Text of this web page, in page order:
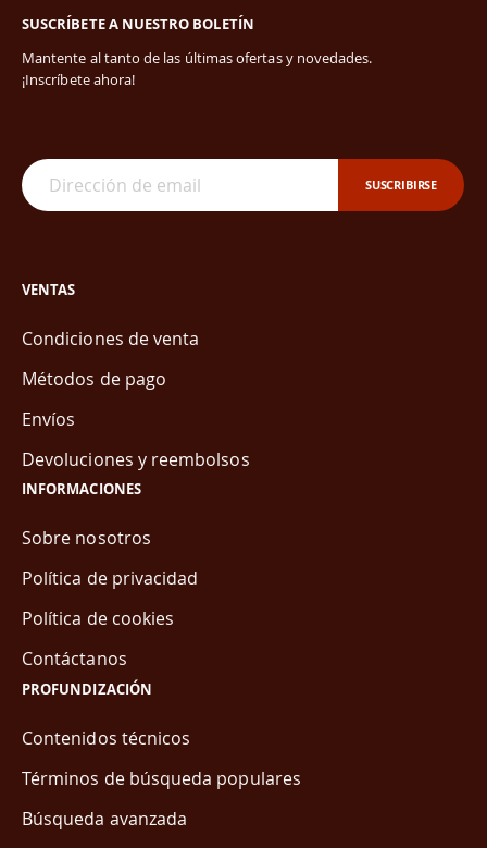
SUSCRÍBETE A NUESTRO BOLETÍN
Mantente al tanto de las últimas ofertas y novedades.
¡Inscríbete ahora!
SUSCRIBIRSE
VENTAS
Condiciones de venta
Métodos de pago
Envíos
Devoluciones y reembolsos
INFORMACIONES
Sobre nosotros
Política de privacidad
Política de cookies
Contáctanos
PROFUNDIZACIÓN
Contenidos técnicos
Términos de búsqueda populares
Búsqueda avanzada